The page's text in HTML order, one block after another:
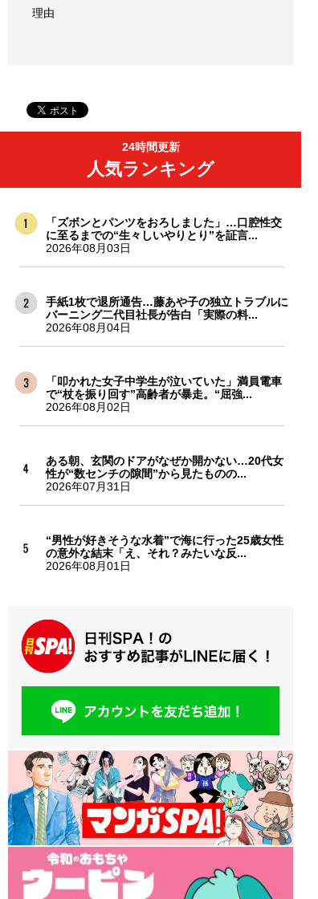
理由
24時間更新
人気ランキング
「ズボンとパンツをおろしました」…口腔性交
に至るまでの“生々しいやりとり”を証言...
2026年08月03日
手紙1枚で退所通告…藤あや子の独立トラブルに
バーニング二代目社長が告白「実際の料...
2026年08月04日
「叩かれた女子中学生が泣いていた」満員電車
で“杖を振り回す”高齢者が暴走。“屈強...
2026年08月02日
ある朝、玄関のドアがなぜか開かない…20代女
性が“数センチの隙間”から見たものの...
2026年07月31日
“男性が好きそうな水着”で海に行った25歳女性
の意外な結末「え、それ？みたいな反...
2026年08月01日